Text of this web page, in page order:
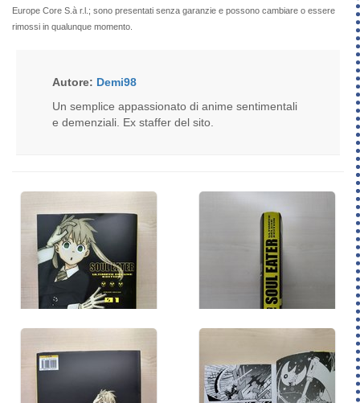
Europe Core S.à r.l.; sono presentati senza garanzie e possono cambiare o essere
rimossi in qualunque momento.
Autore: Demi98
Un semplice appassionato di anime sentimentali
e demenziali. Ex staffer del sito.